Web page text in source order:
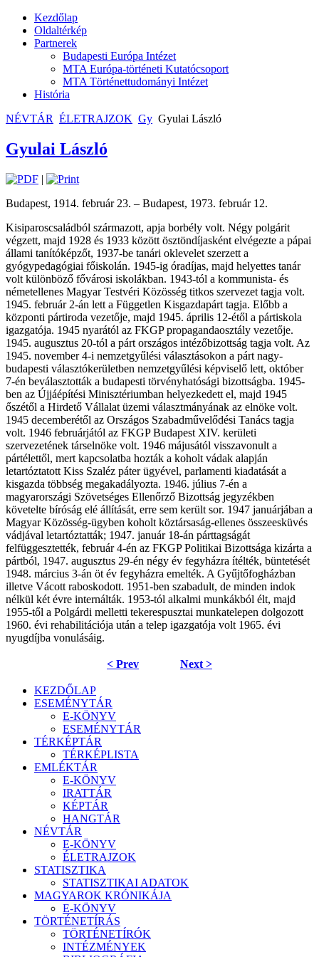
Kezdőlap
Oldaltérkép
Partnerek
Budapesti Európa Intézet
MTA Európa-történeti Kutatócsoport
MTA Történettudományi Intézet
História
NÉVTÁR ÉLETRAJZOK Gy Gyulai László
Gyulai László
|
Budapest, 1914. február 23. – Budapest, 1973. február 12.
Kisiparoscsaládból származott, apja borbély volt. Négy polgárit
végzett, majd 1928 és 1933 között ösztöndíjasként elvégezte a pápai
állami tanítóképzőt, 1937-be tanári oklevelet szerzett a
gyógypedagógiai főiskolán. 1945-ig óradíjas, majd helyettes tanár
volt különböző fővárosi iskolákban. 1943-tól a kommunista- és
németellenes Magyar Testvéri Közösség titkos szervezet tagja volt.
1945. február 2-án lett a Független Kisgazdapárt tagja. Előbb a
központi pártiroda vezetője, majd 1945. április 12-étől a pártiskola
igazgatója. 1945 nyarától az FKGP propagandaosztály vezetője.
1945. augusztus 20-tól a párt országos intézőbizottság tagja volt. Az
1945. november 4-i nemzetgyűlési választásokon a párt nagy-
budapesti választókerületben nemzetgyűlési képviselő lett, október
7-én beválasztották a budapesti törvényhatósági bizottságba. 1945-
ben az Újjáépítési Minisztériumban helyezkedett el, majd 1945
őszétől a Hirdető Vállalat üzemi választmányának az elnöke volt.
1945 decemberétől az Országos Szabadművelődési Tanács tagja
volt. 1946 februárjától az FKGP Budapest XIV. kerületi
szervezetének társelnöke volt. 1946 májusától visszavonult a
pártélettől, mert kapcsolatba hozták a koholt vádak alapján
letartóztatott Kiss Szaléz páter ügyével, parlamenti kiadatását a
kisgazda többség megakadályozta. 1946. július 7-én a
magyarországi Szövetséges Ellenőrző Bizottság jegyzékben
követelte bíróság elé állítását, erre sem került sor. 1947 januárjában a
Magyar Közösség-ügyben koholt köztársaság-ellenes összeesküvés
vádjával letartóztatták; 1947. január 18-án párttagságát
felfüggesztették, február 4-én az FKGP Politikai Bizottsága kizárta a
pártból, 1947. augusztus 29-én négy év fegyházra ítélték, büntetését
1948. március 3-án öt év fegyházra emelték. A Gyűjtőfogházban
illetve Vácott raboskodott. 1951-ben szabadult, de minden indok
nélkül két évre internálták. 1953-tól alkalmi munkákból élt, majd
1955-től a Polgárdi melletti tekerespusztai munkatelepen dolgozott
1960. évi rehabilitációja után a telep igazgatója volt 1965. évi
nyugdíjba vonulásáig.
< Prev Next >
KEZDŐLAP
ESEMÉNYTÁR
E-KÖNYV
ESEMÉNYTÁR
TÉRKÉPTÁR
TÉRKÉPLISTA
EMLÉKTÁR
E-KÖNYV
IRATTÁR
KÉPTÁR
HANGTÁR
NÉVTÁR
E-KÖNYV
ÉLETRAJZOK
STATISZTIKA
STATISZTIKAI ADATOK
MAGYAROK KRÓNIKÁJA
E-KÖNYV
TÖRTÉNETÍRÁS
TÖRTÉNETÍRÓK
INTÉZMÉNYEK